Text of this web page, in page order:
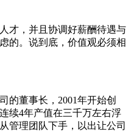
才，并且协调好薪酬待遇与
的。说到底，价值观必须相
的董事长，2001年开始创
续4年产值在三千万左右浮
管理团队下手，以出让公司